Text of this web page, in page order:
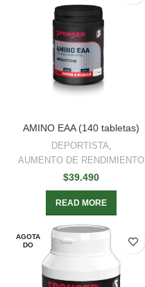
AMINO EAA (140 tabletas)
DEPORTISTA,
AUMENTO DE RENDIMIENTO
$39.490
READ MORE
AGOTA
DO